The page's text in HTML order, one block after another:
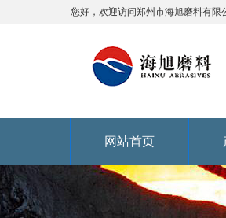
您好，欢迎访问郑州市海旭磨料有限
网站首页